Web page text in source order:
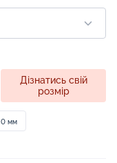
Дізнатись свій
розмір
0 мм